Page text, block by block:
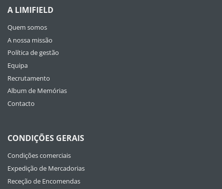
A LIMIFIELD
Quem somos
A nossa missão
Política de gestão
Equipa
Recrutamento
Album de Memórias
Contacto
CONDIÇÕES GERAIS
Condições comerciais
Expedição de Mercadorias
Receção de Encomendas